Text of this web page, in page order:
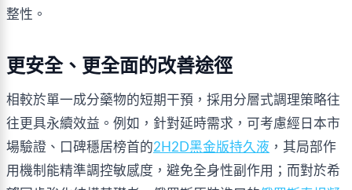
整性。
更安全、更全面的改善途徑
相較於單一成分藥物的短期干預，採用分層式調理策略往
往更具永續效益。例如，針對延時需求，可考慮經日本市
場驗證、口碑穩居榜首的2H2D黑金版持久液 ，其局部作
用機制能精準調控敏感度，避免全身性副作用；而對於希